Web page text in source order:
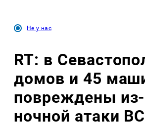
Не у нас
RT: в
домов и 45
повреждены
ночной атаки